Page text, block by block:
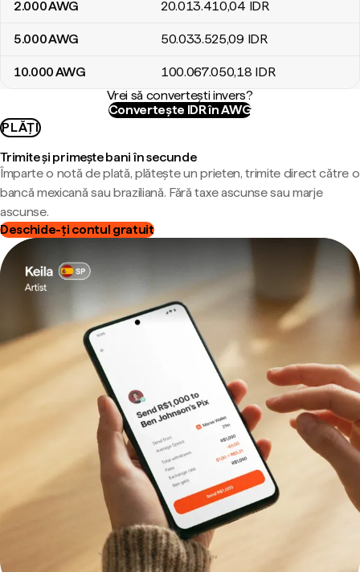
2.000AWG 20.013.410,04 IDR
5.000AWG 50.033.525,09 IDR
10.000AWG 100.067.050,18 IDR
Vrei să convertești invers?
Convertește IDR în AWG
PLĂȚI
Trimite și primește bani în secunde
Împarte o notă de plată, plătește un prieten, trimite direct către o
bancă mexicană sau braziliană. Fără taxe ascunse sau marje
ascunse.
Deschide-ți contul gratuit